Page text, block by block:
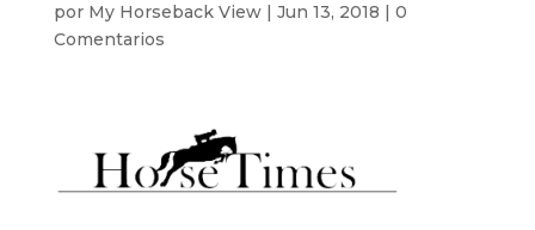
por My Horseback View| Jun 13, 2018 | 0
Comentarios